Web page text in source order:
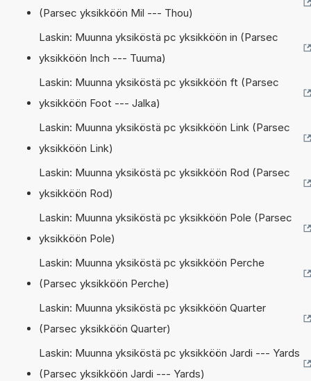
(Parsec yksikköön Mil --- Thou)
Laskin: Muunna yksiköstä pc yksikköön in (Parsec
yksikköön Inch --- Tuuma)
Laskin: Muunna yksiköstä pc yksikköön ft (Parsec
yksikköön Foot --- Jalka)
Laskin: Muunna yksiköstä pc yksikköön Link (Parsec
yksikköön Link)
Laskin: Muunna yksiköstä pc yksikköön Rod (Parsec
yksikköön Rod)
Laskin: Muunna yksiköstä pc yksikköön Pole (Parsec
yksikköön Pole)
Laskin: Muunna yksiköstä pc yksikköön Perche
(Parsec yksikköön Perche)
Laskin: Muunna yksiköstä pc yksikköön Quarter
(Parsec yksikköön Quarter)
Laskin: Muunna yksiköstä pc yksikköön Jardi --- Yards
(Parsec yksikköön Jardi --- Yards)